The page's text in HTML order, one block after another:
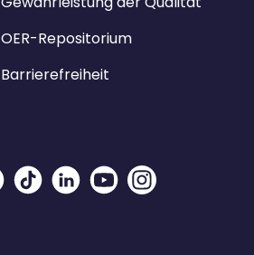
OER-Repositorium
Barrierefreiheit